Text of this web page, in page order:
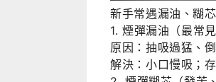
新手常遇漏油、糊
1. 煙彈漏油（最常見
原因：抽吸過猛、
解決：小口慢吸；